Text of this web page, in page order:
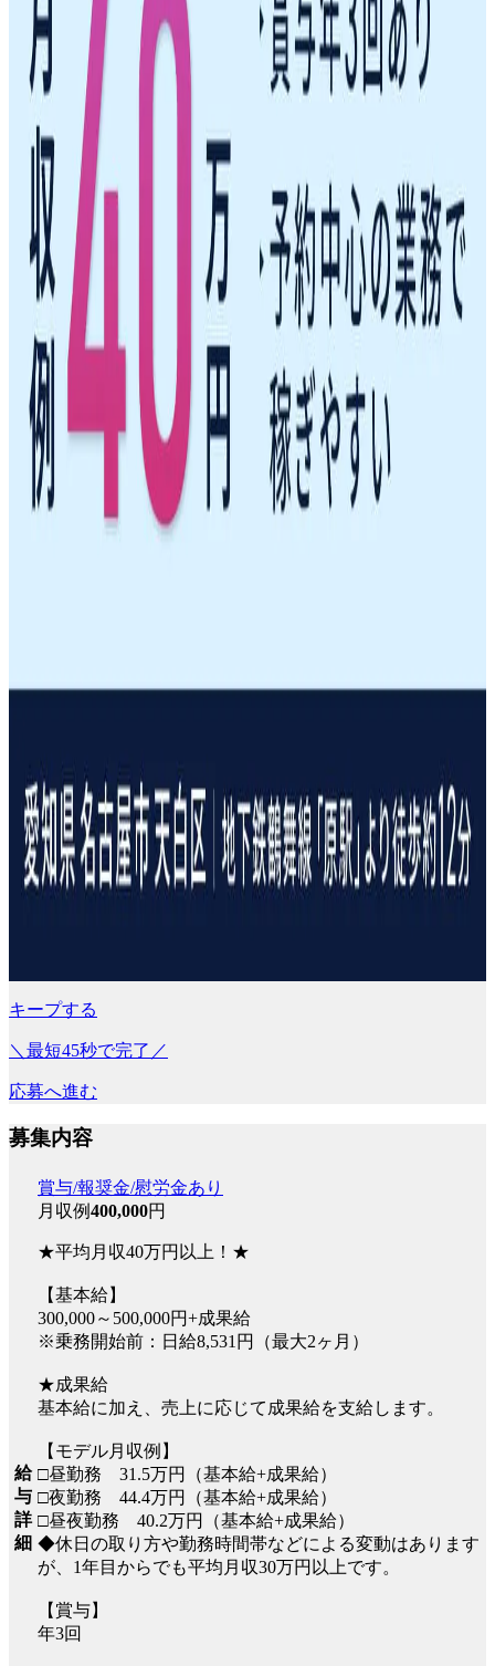
キープする
＼最短45秒で完了／
応募へ進む
募集内容
給
与
詳
細
賞与/報奨金/慰労金あり
月収例400,000円
★平均月収40万円以上！★
【基本給】
300,000～500,000円+成果給
※乗務開始前：日給8,531円（最大2ヶ月）
★成果給
基本給に加え、売上に応じて成果給を支給します。
【モデル月収例】
□昼勤務 31.5万円（基本給+成果給）
□夜勤務 44.4万円（基本給+成果給）
□昼夜勤務 40.2万円（基本給+成果給）
◆休日の取り方や勤務時間帯などによる変動はあります
が、1年目からでも平均月収30万円以上です。
【賞与】
年3回